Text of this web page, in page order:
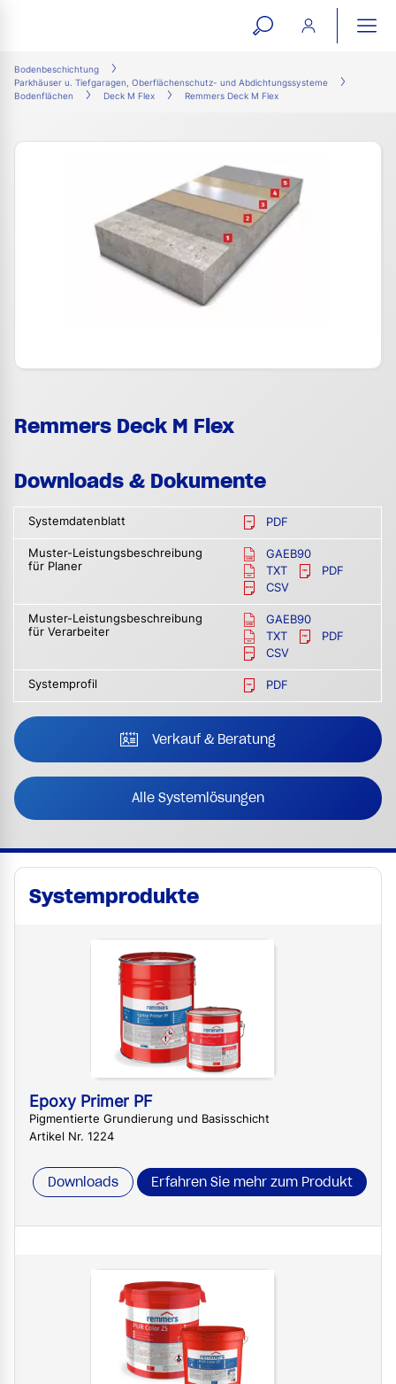
open
form
Bodenbeschichtung
Parkhäuser u. Tiefgaragen, Oberflächenschutz- und Abdichtungssysteme
Bodenflächen
Deck M Flex Remmers Deck M Flex
Remmers Deck M Flex
Downloads & Dokumente
Systemdatenblatt PDF
Muster-Leistungsbeschreibung
für Planer
GAEB90
TXT
PDF
CSV
Muster-Leistungsbeschreibung
für Verarbeiter
GAEB90
TXT
PDF
CSV
Systemprofil PDF
Verkauf & Beratung
Alle Systemlösungen
Systemprodukte
Epoxy Primer PF
Pigmentierte Grundierung und Basisschicht
Artikel Nr. 1224
Downloads Erfahren Sie mehr zum Produkt